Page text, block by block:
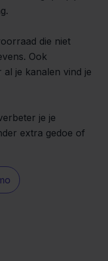
die niet
Ook
je kanalen vind je
je je
extra gedoe of